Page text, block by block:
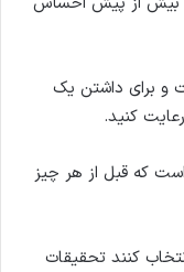
و برای داشتن یک
کنید.
که قبل از هر چیز
کنند تحقیقات